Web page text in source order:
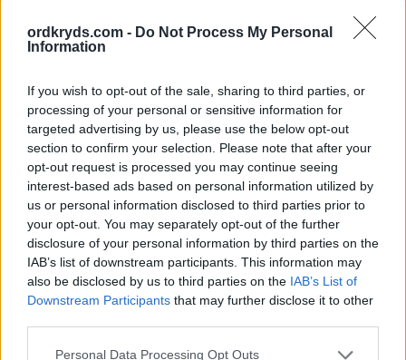
ordkryds.com - Do Not Process My Personal
Information
If you wish to opt-out of the sale, sharing to third parties, or
processing of your personal or sensitive information for
targeted advertising by us, please use the below opt-out
section to confirm your selection. Please note that after your
opt-out request is processed you may continue seeing
interest-based ads based on personal information utilized by
us or personal information disclosed to third parties prior to
your opt-out. You may separately opt-out of the further
disclosure of your personal information by third parties on the
IAB’s list of downstream participants. This information may
also be disclosed by us to third parties on the IAB’s List of
Downstream Participants that may further disclose it to other
Personal Data Processing Opt Outs